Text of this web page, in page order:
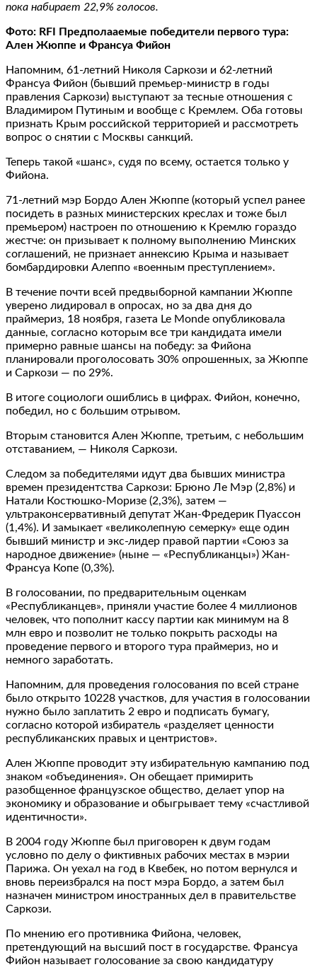
пока набирает 22,9% голосов.
Фото: RFI Предполааемые победители первого тура:
Ален Жюппе и Франсуа Фийон
Напомним, 61-летний Николя Саркози и 62-летний
Франсуа Фийон (бывший премьер-министр в годы
правления Саркози) выступают за тесные отношения с
Владимиром Путиным и вообще с Кремлем. Оба готовы
признать Крым российской территорией и рассмотреть
вопрос о снятии с Москвы санкций.
Теперь такой «шанс», судя по всему, остается только у
Фийона.
71-летний мэр Бордо Ален Жюппе (который успел ранее
посидеть в разных министерских креслах и тоже был
премьером) настроен по отношению к Кремлю гораздо
жестче: он призывает к полному выполнению Минских
соглашений, не признает аннексию Крыма и называет
бомбардировки Алеппо «военным преступлением».
В течение почти всей предвыборной кампании Жюппе
уверено лидировал в опросах, но за два дня до
праймериз, 18 ноября, газета Le Monde опубликовала
данные, согласно которым все три кандидата имели
примерно равные шансы на победу: за Фийона
планировали проголосовать 30% опрошенных, за Жюппе
и Саркози — по 29%.
В итоге социологи ошиблись в цифрах. Фийон, конечно,
победил, но с большим отрывом.
Вторым становится Ален Жюппе, третьим, с небольшим
отставанием, — Николя Саркози.
Следом за победителями идут два бывших министра
времен президентства Саркози: Брюно Ле Мэр (2,8%) и
Натали Костюшко-Моризе (2,3%), затем —
ультраконсервативный депутат Жан-Фредерик Пуассон
(1,4%). И замыкает «великолепную семерку» еще один
бывший министр и экс-лидер правой партии «Союз за
народное движение» (ныне — «Республиканцы») Жан-
Франсуа Копе (0,3%).
В голосовании, по предварительным оценкам
«Республиканцев», приняли участие более 4 миллионов
человек, что пополнит кассу партии как минимум на 8
млн евро и позволит не только покрыть расходы на
проведение первого и второго тура праймериз, но и
немного заработать.
Напомним, для проведения голосования по всей стране
было открыто 10228 участков, для участия в голосовании
нужно было заплатить 2 евро и подписать бумагу,
согласно которой избиратель «разделяет ценности
республиканских правых и центристов».
Ален Жюппе проводит эту избирательную кампанию под
знаком «объединения». Он обещает примирить
разобщенное французское общество, делает упор на
экономику и образование и обыгрывает тему «счастливой
идентичности».
В 2004 году Жюппе был приговорен к двум годам
условно по делу о фиктивных рабочих местах в мэрии
Парижа. Он уехал на год в Квебек, но потом вернулся и
вновь переизбрался на пост мэра Бордо, а затем был
назначен министром иностранных дел в правительстве
Саркози.
По мнению его противника Фийона, человек,
претендующий на высший пост в государстве. Франсуа
Фийон называет голосование за свою кандидатуру